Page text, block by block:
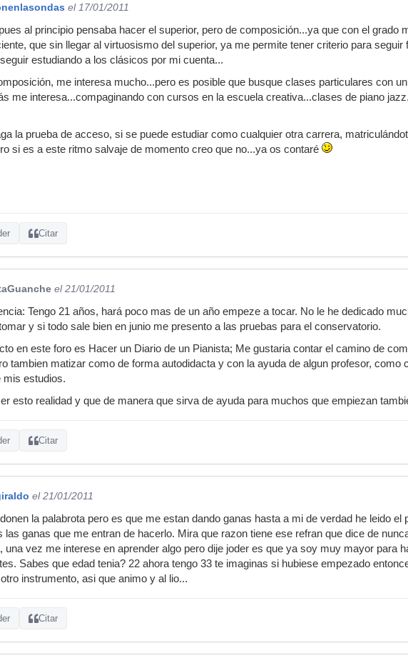
el 17/01/2011
al principio pensaba hacer el superior, pero de composición...ya que con el grado
que sin llegar al virtuosismo del superior, ya me permite tener criterio para
estudiando a los clásicos por mi cuenta...
me interesa mucho...pero es posible que busque clases particulares con
me interesa...compaginando con cursos en la escuela creativa...clases de piano
la prueba de acceso, si se puede estudiar como cualquier otra carrera,
si es a este ritmo salvaje de momento creo que no...ya os contaré
Citar
el 21/01/2011
Tengo 21 años, hará poco mas de un año empeze a tocar. No le he dedicado
y si todo sale bien en junio me presento a las pruebas para el conservatorio.
en este foro es Hacer un Diario de un Pianista; Me gustaria contar el camino de
tambien matizar como de forma autodidacta y con la ayuda de algun profesor, como
mis estudios.
esto realidad y que de manera que sirva de ayuda para muchos que empiezan
Citar
el 21/01/2011
la palabrota pero es que me estan dando ganas hasta a mi de verdad he leido el
las ganas que me entran de hacerlo. Mira que razon tiene ese refran que dice de
una vez me interese en aprender algo pero dije joder es que ya soy muy mayor para
Sabes que edad tenia? 22 ahora tengo 33 te imaginas si hubiese empezado
instrumento, asi que animo y al lio...
Citar